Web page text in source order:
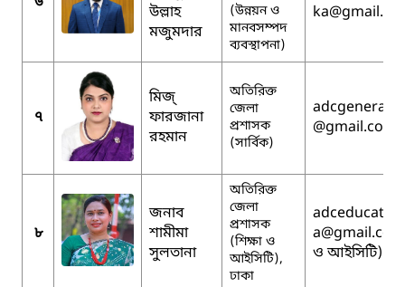
উল্লাহ
মজুমদার
(উন্নয়ন ও
মানবসম্পদ
ব্যবস্থাপনা)
ka
৭
মিজ্
ফারজানা
রহমান
অতিরিক্ত
জেলা
প্রশাসক
(সার্বিক)
@gmail.com
৮
জনাব
শামীমা
সুলতানা
অতিরিক্ত
জেলা
প্রশাসক
(শিক্ষা ও
আইসিটি),
ঢাকা
a@gmail.com
ও আইসিটি)